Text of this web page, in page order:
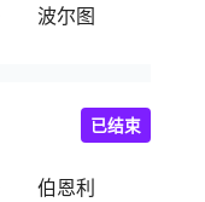
波尔图
伯恩利
已结束